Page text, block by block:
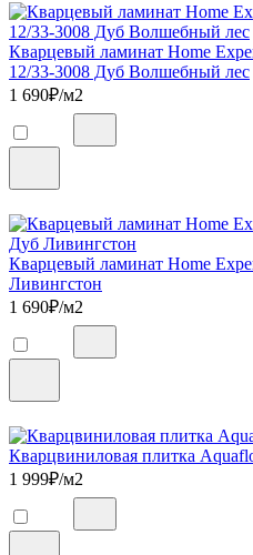
Кварцевый ламинат Home
12/33-3008 Дуб Волшебный лес
1 690₽/м2
Кварцевый ламинат Home
Ливингстон
1 690₽/м2
Кварцвиниловая плитка
1 999₽/м2